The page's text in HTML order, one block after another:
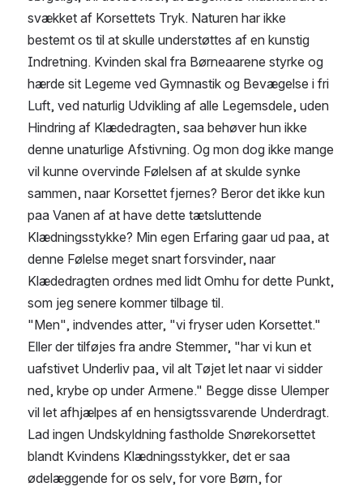
svækket af Korsettets Tryk. Naturen har ikke
bestemt os til at skulle understøttes af en kunstig
Indretning. Kvinden skal fra Børneaarene styrke og
hærde sit Legeme ved Gymnastik og Bevægelse i fri
Luft, ved naturlig Udvikling af alle Legemsdele, uden
Hindring af Klædedragten, saa behøver hun ikke
denne unaturlige Afstivning. Og mon dog ikke mange
vil kunne overvinde Følelsen af at skulde synke
sammen, naar Korsettet fjernes? Beror det ikke kun
paa Vanen af at have dette tætsluttende
Klædningsstykke? Min egen Erfaring gaar ud paa, at
denne Følelse meget snart forsvinder, naar
Klædedragten ordnes med lidt Omhu for dette Punkt,
som jeg senere kommer tilbage til.
"Men", indvendes atter, "vi fryser uden Korsettet."
Eller der tilføjes fra andre Stemmer, "har vi kun et
uafstivet Underliv paa, vil alt Tøjet let naar vi sidder
ned, krybe op under Armene." Begge disse Ulemper
vil let afhjælpes af en hensigtssvarende Underdragt.
Lad ingen Undskyldning fastholde Snørekorsettet
blandt Kvindens Klædningsstykker, det er saa
ødelæggende for os selv, for vore Børn, for